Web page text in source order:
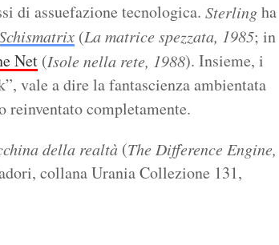
di assuefazione tecnologica. Sterlingha
(La matrice spezzata, 1985; in
Net (Isole nella rete, 1988). Insieme, i
vale a dire la fantascienza ambientata
reinventato completamente.
della realtà (The Difference Engine,
collana Urania Collezione 131,